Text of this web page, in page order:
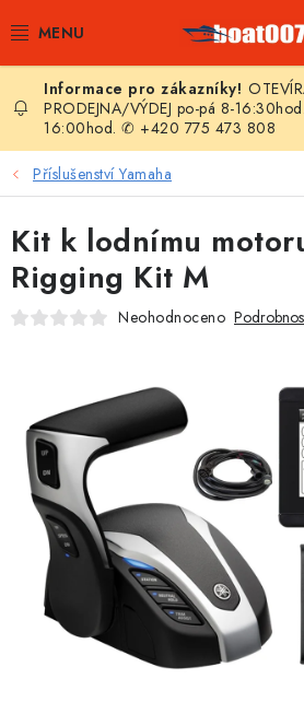
na
E-SHOP
AKČNÍ SLEVY
ZPRAVODAJ
KONTAKTY
NAFUKOVACÍ ČLUNY
MOTOROVÉ ČLUNY
LODNÍ ELEKTROMOTORY
PRAMICE A MOTOROVÉ VESLICE
HLINÍKOVÉ ČLUNY
PRODEJNA/VÝDEJ po-pá 8-
16:00hod. ✆ +420 775 473 808
Příslušenství Yamaha
Kit k lodnímu
Rigging Kit M
Neohodnoceno